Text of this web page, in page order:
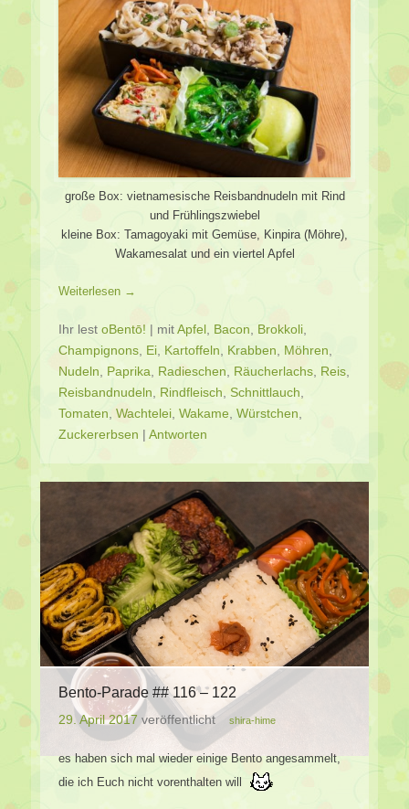
große Box: vietnamesische Reisbandnudeln mit Rind
und Frühlingszwiebel
kleine Box: Tamagoyaki mit Gemüse, Kinpira (Möhre),
Wakamesalat und ein viertel Apfel
Weiterlesen →
Ihr lest oBentō! | mitApfel Bacon Brokkoli
Champignons Ei Kartoffeln Krabben Möhren
Nudeln
Paprika Radieschen Räucherlachs Reis
Reisbandnudeln
Rindfleisch Schnittlauch
Tomaten Wachtelei Wakame Würstchen
Zuckererbsen | Antworten
Bento-Parade ## 116 – 122
29. April 2017 veröffentlicht shira-hime
es haben sich mal wieder einige Bento angesammelt,
die ich Euch nicht vorenthalten will